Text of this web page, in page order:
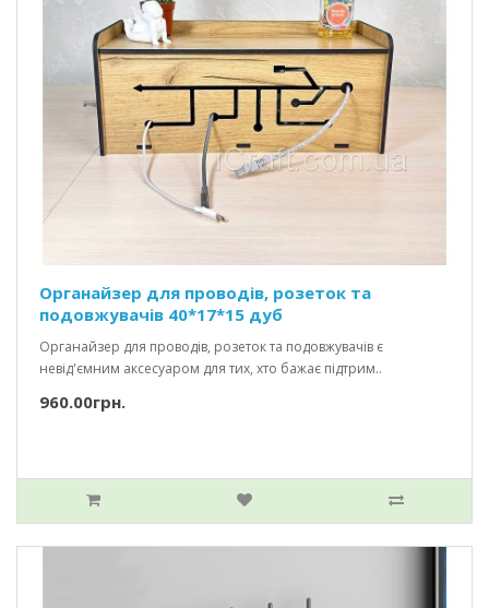
Органайзер для проводів, розеток та
подовжувачів 40*17*15 дуб
Органайзер для проводів, розеток та подовжувачів є
невід'ємним аксесуаром для тих, хто бажає підтрим..
960.00грн.